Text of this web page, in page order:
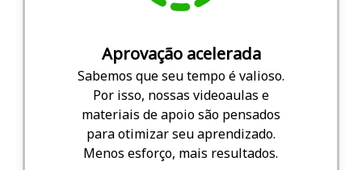
Aprovação acelerada
Sabemos que seu tempo é valioso.
Por isso, nossas videoaulas e
materiais de apoio são pensados
para otimizar seu aprendizado.
Menos esforço, mais resultados.